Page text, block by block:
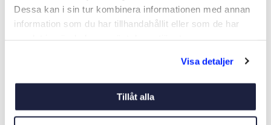
Dessa kan i sin tur kombinera informationen med annan
information som du har tillhandahållit eller som de har
Visa detaljer
Tillåt alla
Köp Köp